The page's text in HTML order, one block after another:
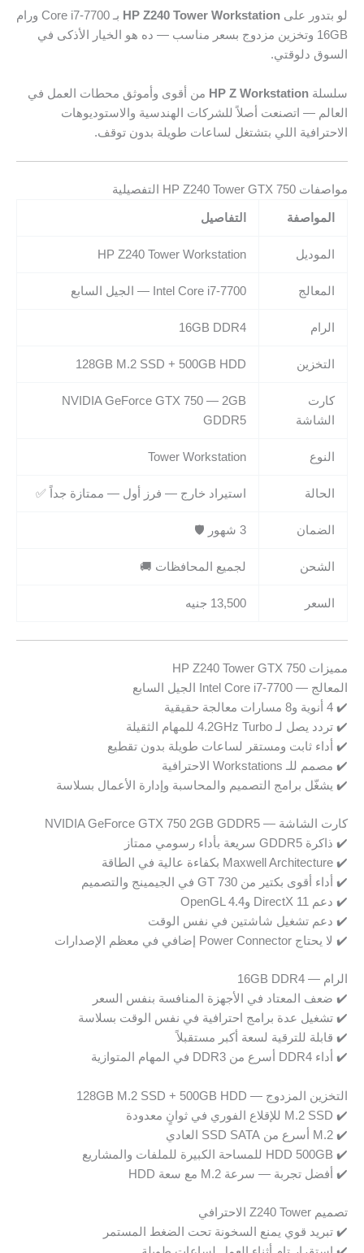
لو بتدور على HP Z240 Tower Workstation
بـ Core i7-7700 ورام
16GB وتخزين مزدوج بسعر مناسب — ده هو الخيار الأذكى في
السوق دلوقتي.
سلسلة HP Z Workstation من أقوى وأموثق محطات العمل في
العالم — اتصنعت أصلاً للشركات الهندسية والاستوديوهات
الاحترافية اللي بتشتغل لساعات طويلة بدون توقف.
مواصفات HP Z240 Tower GTX 750 التفصيلية
المواصفة التفاصيل
الموديل HP Z240 Tower Workstation
المعالج Intel Core i7-7700 — الجيل السابع
الرام 16GB DDR4
التخزين 128GB M.2 SSD + 500GB HDD
كارت
الشاشة
NVIDIA GeForce GTX 750 — 2GB
GDDR5
النوع Tower Workstation
الحالة استيراد خارج — فرز أول — ممتازة جداً ✅
الضمان 3 شهور 🛡️
الشحن لجميع المحافظات 🚚
السعر 13,500 جنيه
مميزات HP Z240 Tower GTX 750
المعالج — Intel Core i7-7700 الجيل السابع
✔️ 4 أنوية و8 مسارات معالجة حقيقية
✔️ تردد يصل لـ 4.2GHz Turbo للمهام الثقيلة
✔️ أداء ثابت ومستقر لساعات طويلة بدون تقطيع
✔️ مصمم للـ Workstations الاحترافية
✔️ يشغّل برامج التصميم والمحاسبة وإدارة الأعمال بسلاسة
كارت الشاشة — NVIDIA GeForce GTX 750 2GB GDDR5
✔️ ذاكرة GDDR5 سريعة بأداء رسومي ممتاز
✔️ Maxwell Architecture بكفاءة عالية في الطاقة
✔️ أداء أقوى بكتير من GT 730 في الجيمينج والتصميم
✔️ دعم DirectX 11 وOpenGL 4.4
✔️ دعم تشغيل شاشتين في نفس الوقت
✔️ لا يحتاج Power Connector إضافي في معظم الإصدارات
الرام — 16GB DDR4
✔️ ضعف المعتاد في الأجهزة المنافسة بنفس السعر
✔️ تشغيل عدة برامج احترافية في نفس الوقت بسلاسة
✔️ قابلة للترقية لسعة أكبر مستقبلاً
✔️ أداء DDR4 أسرع من DDR3 في المهام المتوازية
التخزين المزدوج — 128GB M.2 SSD + 500GB HDD
✔️ M.2 SSD للإقلاع الفوري في ثوانٍ معدودة
✔️ M.2 أسرع من SSD SATA العادي
✔️ HDD 500GB للمساحة الكبيرة للملفات والمشاريع
✔️ أفضل تجربة — سرعة M.2 مع سعة HDD
تصميم Z240 Tower الاحترافي
✔️ تبريد قوي يمنع السخونة تحت الضغط المستمر